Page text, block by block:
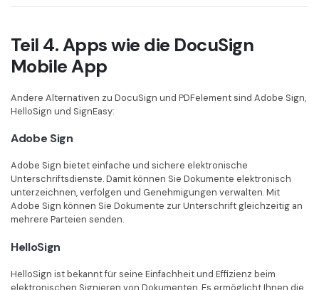
Teil 4. Apps wie die DocuSign
Mobile App
Andere Alternativen zu DocuSign und PDFelement sind Adobe Sign,
HelloSign und SignEasy:
Adobe Sign
Adobe Sign bietet einfache und sichere elektronische
Unterschriftsdienste. Damit können Sie Dokumente elektronisch
unterzeichnen, verfolgen und Genehmigungen verwalten. Mit
Adobe Sign können Sie Dokumente zur Unterschrift gleichzeitig an
mehrere Parteien senden.
HelloSign
HelloSign ist bekannt für seine Einfachheit und Effizienz beim
elektronischen Signieren von Dokumenten. Es ermöglicht Ihnen die